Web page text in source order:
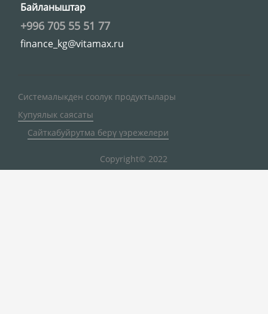
Байланыштар
+996 705 55 51 77
finance_kg@vitamax.ru
Системалыкден соолук продуктылары
Купуялык саясаты
Сайткабуйрутма берү үэрежелери
Copyright© 2022